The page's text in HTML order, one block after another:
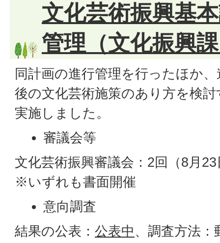
文化芸術振興基
管理（文化振興
同計画の進行管理を行ったほか
後の文化芸術施策のあり方を検
実施しました。
審議会等
文化芸術振興審議会：2回（8月
※いずれも書面開催
意向調査
結果の公表： 公表中、調査方法：